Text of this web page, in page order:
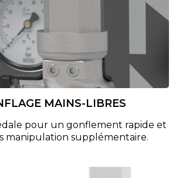
MAINS-LIBRES
pour un gonflement rapide et
manipulation supplémentaire.